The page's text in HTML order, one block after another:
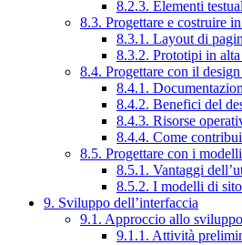
8.2.3. Elementi
8.3. Progettare e costruire
8.3.1. Layout di
8.3.2. Prototipi in alta
8.4. Progettare con il
8.4.1.
8.4.2. Benefici del
8.4.3. Risorse
8.4.4. Come
8.5. Progettare con i
8.5.1. Vantaggi
8.5.2. I modelli di
9. Sviluppo dell’interfaccia
9.1. Approccio allo sviluppo
9.1.1. Attività